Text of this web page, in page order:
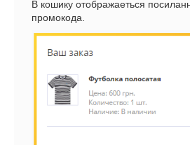
В кошику отображаеться
промокода.